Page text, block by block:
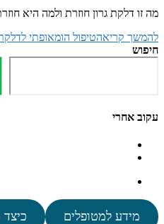
מה זו דלקת גרון חוזרת ולמה היא
להמשך קריאהטיפול הומאופתי
חיפוש
עקוב אחרי
מידע למטופלים